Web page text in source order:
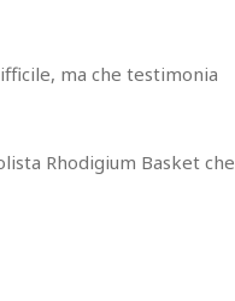
ma che testimonia
Rhodigium Basket che